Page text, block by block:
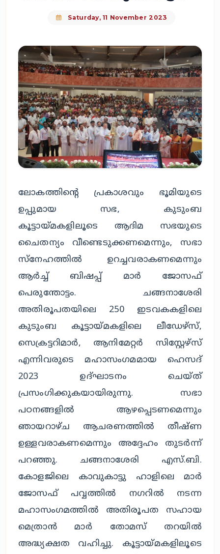
Saturday, 11 November 2023
ലോകത്തിന്റെ പ്രകാശവും ഭൂമിയുടെ
ഉപ്പുമായ സഭ, കുടുംബ
കൂട്ടായ്മകളിലൂടെ ആദിമ സഭയുടെ
ചൈതന്യം വീണ്ടെടുക്കണമെന്നും, സഭാ
സ്‌നേഹത്തില്‍ ഉറച്ചവരാകണമെന്നും
ആര്‍ച്ച് ബിഷപ്പ് മാര്‍ ജോസഫ്
പെരുന്തോട്ടം. ചങ്ങനാശേരി
അതിരൂപതയിലെ 250 ഇടവകകളിലെ
കുടുംബ കൂട്ടായ്മകളിലെ ലീഡേഴ്സ്,
സെക്രട്ടറിമാര്‍, ആനിമേറ്റര്‍ സിസ്റ്റേഴ്സ്
എന്നിവരുടെ മഹാസംഗമമായ ഹെസദ്
2023 ഉദ്ഘാടനം ചെയ്ത്
പ്രസംഗിക്കുകയായിരുന്നു. സഭാ
പഠനങ്ങളില്‍ ആഴപ്പെടണമെന്നും
ഞായറാഴ്ച ആചരണത്തില്‍ തീഷ്ണ
ഉള്ളവരാകണമെന്നും അദ്ദേഹം തുടര്‍ന്ന്
പറഞ്ഞു. ചങ്ങനാശേരി എസ്.ബി.
കോളജിലെ കാവുകാട്ടു ഹാളിലെ മാര്‍
ജോസഫ് പവ്വത്തില്‍ നഗറില്‍ നടന്ന
മഹാസംഗമത്തില്‍ അതിരൂപത സഹായ
മെത്രാന്‍ മാര്‍ തോമസ് തറയില്‍
അദ്ധ്യക്ഷത വഹിച്ചു. കൂട്ടായ്മകളിലൂടെ